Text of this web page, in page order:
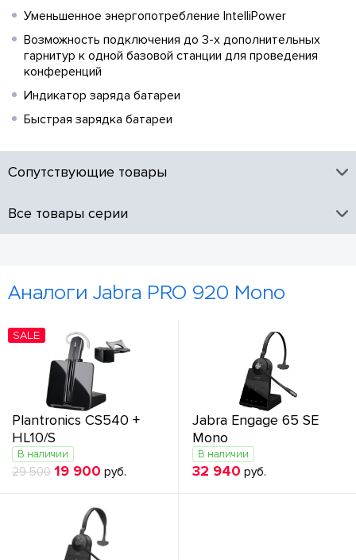
Уменьшенное энергопотребление IntelliPower
Возможность подключения до 3-х дополнительных
гарнитур к одной базовой станции для проведения
конференций
Индикатор заряда батареи
Быстрая зарядка батареи
Сопутствующие товары
Все товары серии
Аналоги Jabra PRO 920 Mono
SALE
Plantronics CS540 +
HL10/S
В наличии
29 500 19 900 руб.
Jabra Engage 65 SE
Mono
В наличии
32 940 руб.